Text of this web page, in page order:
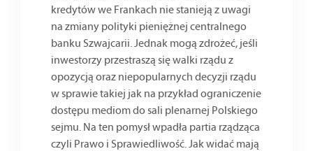
kredytów we Frankach nie stanieją z uwagi
na zmiany polityki pieniężnej centralnego
banku Szwajcarii. Jednak mogą zdrożeć, jeśli
inwestorzy przestraszą się walki rządu z
opozycją oraz niepopularnych decyzji rządu
w sprawie takiej jak na przykład ograniczenie
dostępu mediom do sali plenarnej Polskiego
sejmu. Na ten pomysł wpadła partia rządząca
czyli Prawo i Sprawiedliwość. Jak widać mają